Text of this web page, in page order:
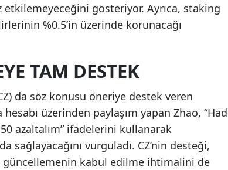
Ordu
Siirt
Sinop
Sivas
etkilemeyeceğini gösteriyor. Ayrıca, staking
%0.5’in üzerinde korunacağı
TAM DESTEK
da söz konusu öneriye destek veren
üzerinden paylaşım yapan Zhao,
azaltalım” ifadelerini kullanarak
vurguladı. CZ’nin desteği,
kabul edilme ihtimalini de